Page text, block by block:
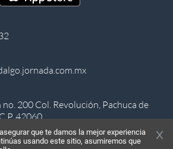
no. 200 Col. Revolución, Pachuca de
42060
que te damos la mejor experiencia
usando este sitio, asumiremos que